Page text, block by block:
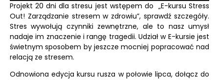
Projekt 20 dni dla stresu jest wstępem do „E-kursu Stress
Out! Zarządzanie stresem w zdrowiu”, sprawdź szczegóły.
Stres wywołują czynniki zewnętrzne, ale to nasz umysł
nadaje im znaczenie i rangę tragedii. Udział w E-kursie jest
świetnym sposobem by jeszcze mocniej popracować nad
relacją ze stresem.
Odnowiona edycja kursu rusza w połowie lipca, dołącz do